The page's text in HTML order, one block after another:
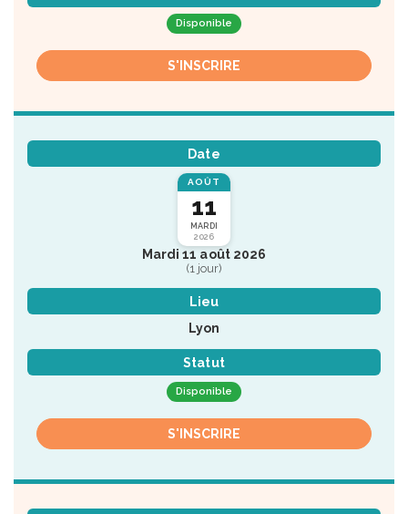
Disponible
S'INSCRIRE
Date
AOÛT
11
MARDI
2026
Mardi 11 août 2026
(1 jour)
Lieu
Lyon
Statut
Disponible
S'INSCRIRE